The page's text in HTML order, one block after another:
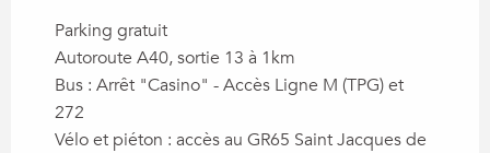
Parking gratuit
Autoroute A40, sortie 13 à 1km
Bus : Arrêt "Casino" - Accès Ligne M (TPG) et
272
Vélo et piéton : accès au GR65 Saint Jacques de